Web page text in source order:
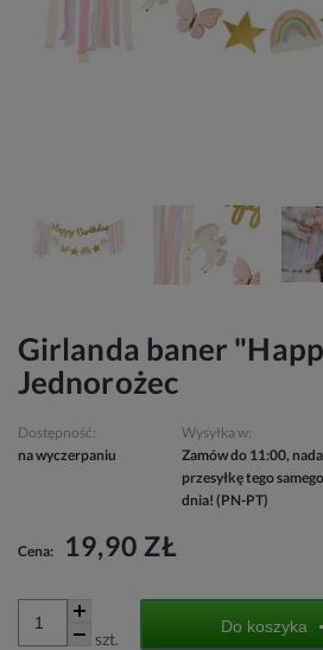
Girlanda baner
Jednorożec
Dostępność:
na wyczerpaniu
Wysyłka w:
Zamów do 11:00,
przesyłkę tego samego
dnia! (PN-PT)
Cena: 19,90 ZŁ
szt.
Do koszyka